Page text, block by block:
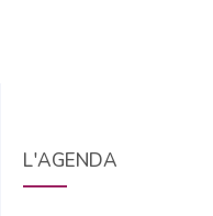
L'AGENDA